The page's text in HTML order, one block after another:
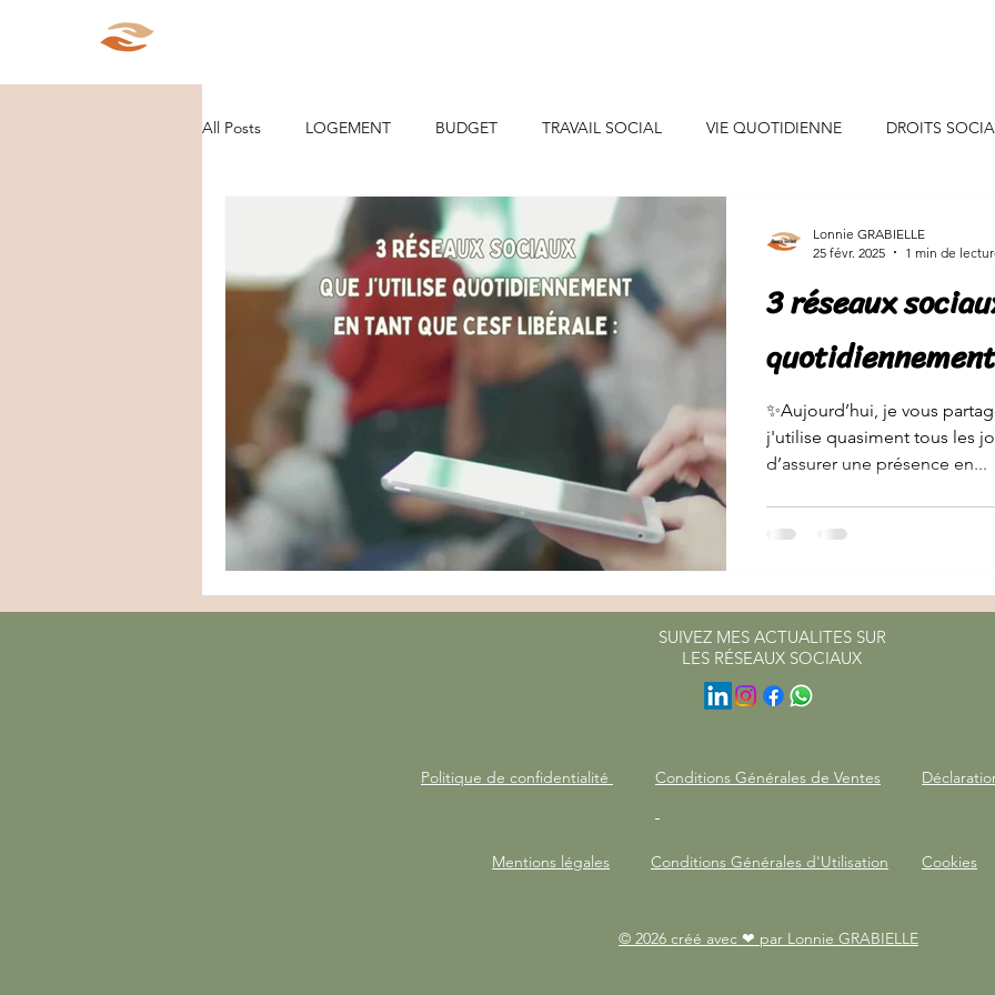
All Posts LOGEMENT BUDGET TRAVAIL SOCIAL VIE QUOTIDIENNE DROITS
ORGANISATION/RANGEMENT CONSEILS DECO
DEMARCHES ADMINISTRATIVES SANTE/ALIMENTATION EVENEMENTS DE VIE
PARCOURS CONSOMMATION
3 réseaux
quotidiennement
✨Aujourd’hui, je vous
j'utilise quasiment tous les
d’assurer une présence en...
Lonnie GRABIELLE
25 févr. 2025
1 min de
SUIVEZ MES ACTUALITES SUR
LES RÉSEAUX SOCIAUX
Politique de confidentialité
Mentions légales
Conditions Générales de Ventes
Conditions Générales d'Utilisation Cookies
© 2026 créé avec ❤ par Lonnie GRABIELLE